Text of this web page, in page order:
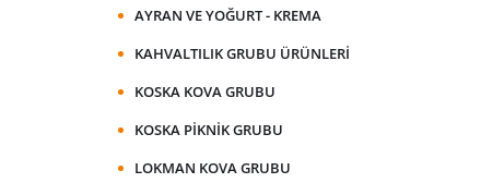
AYRAN VE YOĞURT - KREMA
KAHVALTILIK GRUBU ÜRÜNLERI
KOSKA KOVA GRUBU
KOSKA PIKNIK GRUBU
LOKMAN KOVA GRUBU